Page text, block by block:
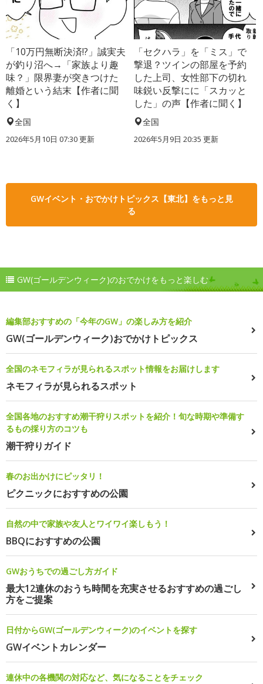
「10万円無断決済!?」誠実夫
が釣り沼へ→「家族より趣
味？」限界妻が突きつけた
離婚という結末【作者に聞
く】
全国
2026年5月10日 07:30 更新
「セクハラ」を「ミス」で
撃退？ツインの部屋を予約
した上司、女性部下の切れ
味鋭い反撃にに「スカッと
した」の声【作者に聞く】
全国
2026年5月9日 20:35 更新
GWイベント・おでかけトピックス【東北】をもっと見
る
GW(ゴールデンウィーク)のおでかけをもっと楽しむ
編集部おすすめの「今年のGW」の楽しみ方を紹介
GW(ゴールデンウィーク)おでかけトピックス
全国のネモフィラが見られるスポット情報をお届けします
ネモフィラが見られるスポット
全国各地のおすすめ潮干狩りスポットを紹介！旬な時期や準備す
るもの採り方のコツも
潮干狩りガイド
春のお出かけにピッタリ！
ピクニックにおすすめの公園
自然の中で家族や友人とワイワイ楽しもう！
BBQにおすすめの公園
GWおうちでの過ごし方ガイド
最大12連休のおうち時間を充実させるおすすめの過ごし
方をご提案
日付からGW(ゴールデンウィーク)のイベントを探す
GWイベントカレンダー
連休中の各機関の対応など、気になることをチェック